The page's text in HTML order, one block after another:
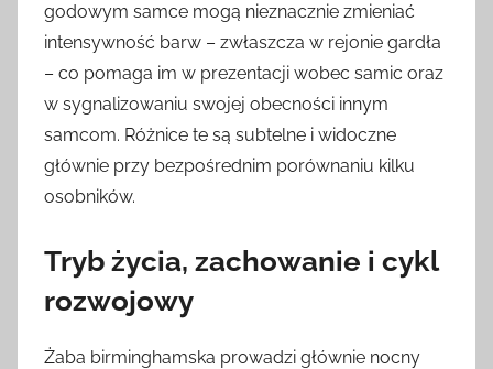
godowym samce mogą nieznacznie zmieniać
intensywność barw – zwłaszcza w rejonie gardła
– co pomaga im w prezentacji wobec samic oraz
w sygnalizowaniu swojej obecności innym
samcom. Różnice te są subtelne i widoczne
głównie przy bezpośrednim porównaniu kilku
osobników.
Tryb życia, zachowanie i cykl
rozwojowy
Żaba birminghamska prowadzi głównie nocny